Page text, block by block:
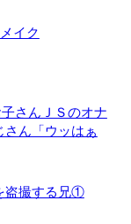
イク
さんＪＳのオナ
さん「ウッはぁ
盗撮する兄①